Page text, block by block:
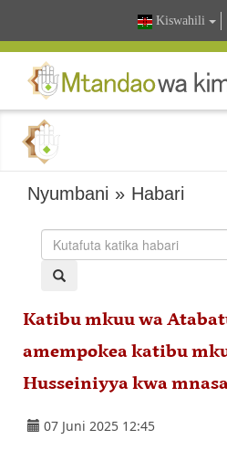
Kiswahili
Nyumbani » Habari
Katibu mkuu wa
amempokea katibu
Husseiniyya kwa
07 Juni 2025 12:45